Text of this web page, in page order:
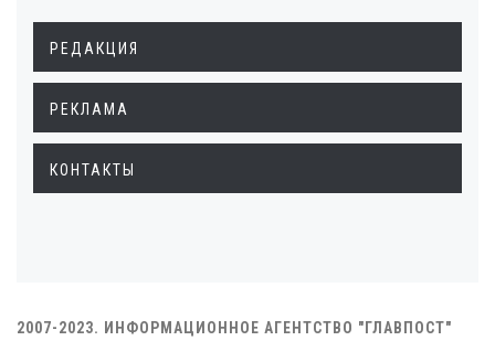
РЕДАКЦИЯ
РЕКЛАМА
КОНТАКТЫ
2007-2023. ИНФОРМАЦИОННОЕ АГЕНТСТВО "ГЛАВПОСТ"